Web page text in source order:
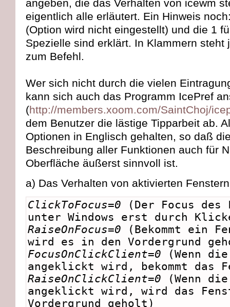
angeben, die das Verhalten von icewm
eigentlich alle erläutert. Ein Hinweis
(Option wird nicht eingestellt) und die 1
Spezielle sind erklärt. In Klammern steht
zum Befehl.
Wer sich nicht durch die vielen
kann sich auch das Programm IcePref
(http://members.xoom.com/SaintChoj/
dem Benutzer die lästige Tipparbeit ab.
Optionen in Englisch gehalten, so daß
Beschreibung aller Funktionen auch für
Oberfläche äußerst sinnvoll ist.
a) Das Verhalten von aktivierten
ClickToFocus=0 (Der Focus des
unter Windows erst durch
RaiseOnFocus=0 (Bekommt ein
wird es in den Vordergrund
FocusOnClickClient=0 (Wenn
angeklickt wird, bekommt das
RaiseOnClickClient=0 (Wenn
angeklickt wird, wird das
Vordergrund geholt)